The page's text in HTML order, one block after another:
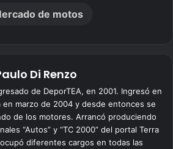
de motos
Di Renzo
de DeporTEA, en 2001. Ingresó en
marzo de 2004 y desde entonces se
de los motores. Arrancó produciendo
“Autos” y “TC 2000” del portal Terra
diferentes cargos en todas las